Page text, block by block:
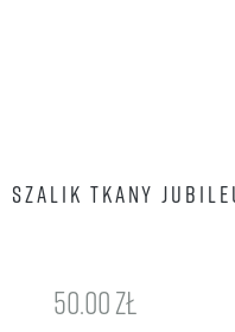
SZALIK TKANY
50.00 ZŁ